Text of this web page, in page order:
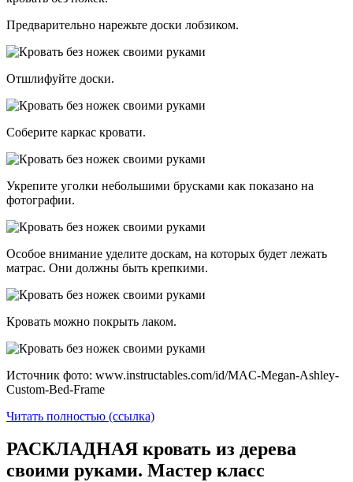
Предварительно нарежьте доски лобзиком.
Отшлифуйте доски.
Соберите каркас кровати.
Укрепите уголки небольшими брусками как показано на
фотографии.
Особое внимание уделите доскам, на которых будет лежать
матрас. Они должны быть крепкими.
Кровать можно покрыть лаком.
Источник фото: www.instructables.com/id/MAC-Megan-Ashley-
Custom-Bed-Frame
Читать полностью (ссылка)
РАСКЛАДНАЯ кровать из дерева
своими руками. Мастер класс